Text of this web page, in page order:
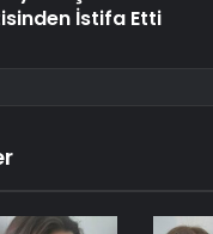
İstifa Etti